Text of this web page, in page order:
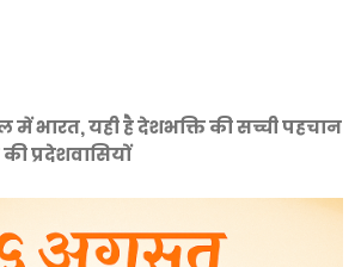
में भारत, यही है देशभक्ति की सच्ची पहचान
प्रदेशवासियों